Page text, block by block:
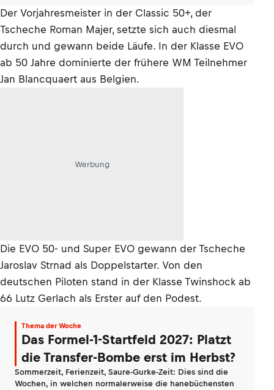
Der Vorjahresmeister in der Classic 50+, der
Tscheche Roman Majer, setzte sich auch diesmal
durch und gewann beide Läufe. In der Klasse EVO
ab 50 Jahre dominierte der frühere WM Teilnehmer
Jan Blancquaert aus Belgien.
Werbung
Die EVO 50- und Super EVO gewann der Tscheche
Jaroslav Strnad als Doppelstarter. Von den
deutschen Piloten stand in der Klasse Twinshock ab
66 Lutz Gerlach als Erster auf den Podest.
Thema der Woche
Das Formel-1-Startfeld 2027: Platzt
die Transfer-Bombe erst im Herbst?
Sommerzeit, Ferienzeit, Saure-Gurke-Zeit: Dies sind die
Wochen, in welchen normalerweise die hanebüchensten